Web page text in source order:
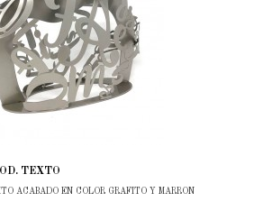
TEXTO
ACABADO EN COLOR GRAFITO Y MARRON